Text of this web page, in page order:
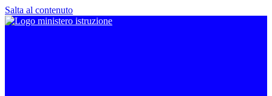
Salta al contenuto